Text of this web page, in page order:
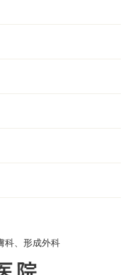
科、形成外科